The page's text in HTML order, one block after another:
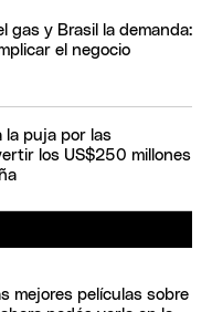
gas y Brasil la demanda:
el negocio
la puja por las
los US$250 millones
mejores películas sobre